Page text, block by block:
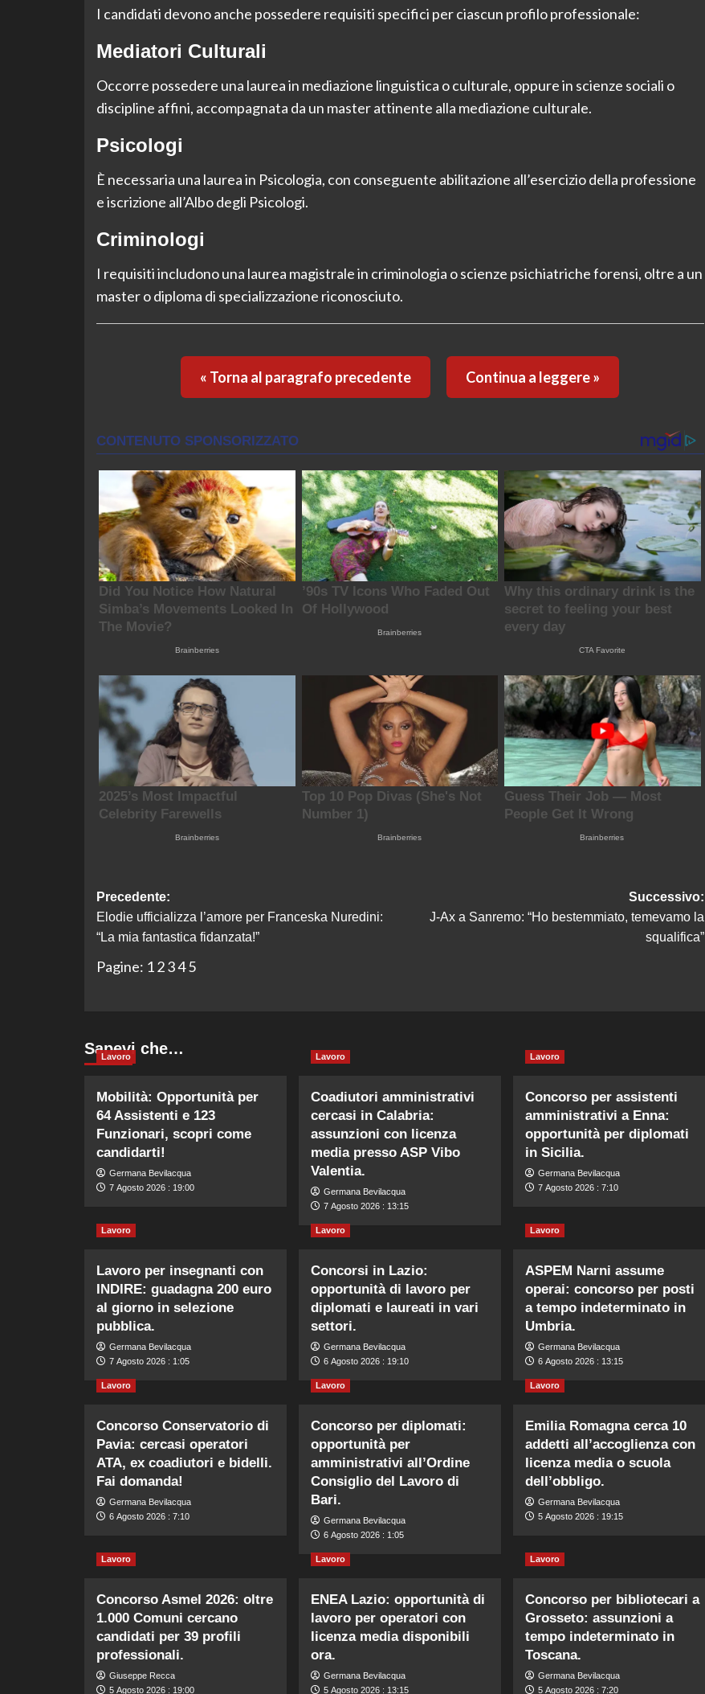
I candidati devono anche possedere requisiti specifici per ciascun profilo professionale:
Mediatori Culturali
Occorre possedere una laurea in mediazione linguistica o culturale, oppure in scienze sociali o
discipline affini, accompagnata da un master attinente alla mediazione culturale.
Psicologi
È necessaria una laurea in Psicologia, con conseguente abilitazione all’esercizio della professione
e iscrizione all’Albo degli Psicologi.
Criminologi
I requisiti includono una laurea magistrale in criminologia o scienze psichiatriche forensi, oltre a un
master o diploma di specializzazione riconosciuto.
« Torna al paragrafo precedente Continua a leggere »
Navigazione
articolo
Precedente:
Elodie ufficializza l’amore per Franceska Nuredini:
“La mia fantastica fidanzata!”
Successivo:
J-Ax a Sanremo: “Ho bestemmiato, temevamo la
squalifica”
Pagine: 1 2 34 5
Sapevi che…
Lavoro
Mobilità: Opportunità per
64 Assistenti e 123
Funzionari, scopri come
candidarti!
Germana Bevilacqua
7 Agosto 2026 : 19:00
Lavoro
Coadiutori amministrativi
cercasi in Calabria:
assunzioni con licenza
media presso ASP Vibo
Valentia.
Germana Bevilacqua
7 Agosto 2026 : 13:15
Lavoro
Concorso per assistenti
amministrativi a Enna:
opportunità per diplomati
in Sicilia.
Germana Bevilacqua
7 Agosto 2026 : 7:10
Lavoro
Lavoro per insegnanti con
INDIRE: guadagna 200 euro
al giorno in selezione
pubblica.
Germana Bevilacqua
7 Agosto 2026 : 1:05
Lavoro
Concorsi in Lazio:
opportunità di lavoro per
diplomati e laureati in vari
settori.
Germana Bevilacqua
6 Agosto 2026 : 19:10
Lavoro
ASPEM Narni assume
operai: concorso per posti
a tempo indeterminato in
Umbria.
Germana Bevilacqua
6 Agosto 2026 : 13:15
Lavoro
Concorso Conservatorio di
Pavia: cercasi operatori
ATA, ex coadiutori e bidelli.
Fai domanda!
Germana Bevilacqua
6 Agosto 2026 : 7:10
Lavoro
Concorso per diplomati:
opportunità per
amministrativi all’Ordine
Consiglio del Lavoro di
Bari.
Germana Bevilacqua
6 Agosto 2026 : 1:05
Lavoro
Emilia Romagna cerca 10
addetti all’accoglienza con
licenza media o scuola
dell’obbligo.
Germana Bevilacqua
5 Agosto 2026 : 19:15
Lavoro
Concorso Asmel 2026: oltre
1.000 Comuni cercano
candidati per 39 profili
professionali.
Giuseppe Recca
5 Agosto 2026 : 19:00
Lavoro
ENEA Lazio: opportunità di
lavoro per operatori con
licenza media disponibili
ora.
Germana Bevilacqua
5 Agosto 2026 : 13:15
Lavoro
Concorso per bibliotecari a
Grosseto: assunzioni a
tempo indeterminato in
Toscana.
Germana Bevilacqua
5 Agosto 2026 : 7:20